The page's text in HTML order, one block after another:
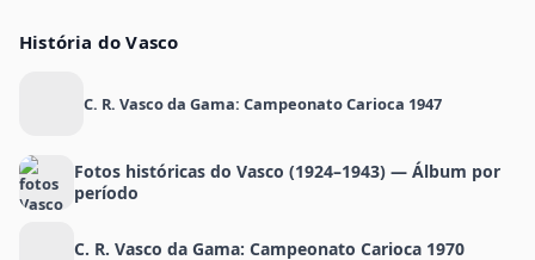
História do Vasco
C. R. Vasco da Gama: Campeonato Carioca 1947
Fotos históricas do Vasco (1924–1943) — Álbum por
período
C. R. Vasco da Gama: Campeonato Carioca 1970